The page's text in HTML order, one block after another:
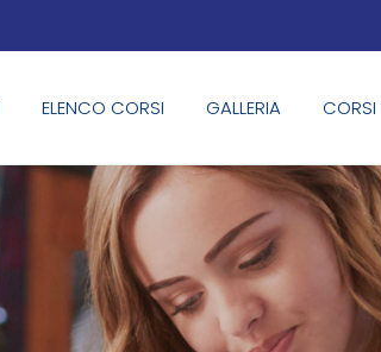
ELENCO CORSI GALLERIA CORSI